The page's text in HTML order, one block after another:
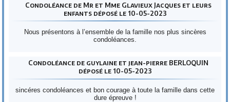
Condoléance de Mr et Mme Glavieux Jacques et leurs
enfants déposé le 10-05-2023
Nous présentons à l’ensemble de la famille nos plus sincères
condoléances.
Condoléance de guylaine et jean-pierre BERLOQUIN
déposé le 10-05-2023
sincéres condoléances et bon courage à toute la famille dans cette
dure épreuve !